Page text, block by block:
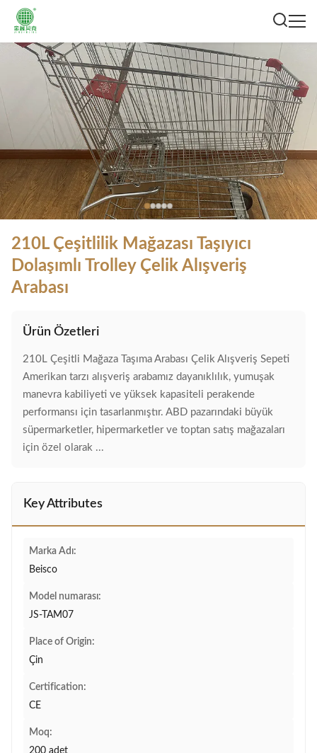
210L Çeşitlilik Mağazası Taşıyıcı
Dolaşımlı Trolley Çelik Alışveriş
Arabası
Ürün Özetleri
210L Çeşitli Mağaza Taşıma Arabası Çelik Alışveriş Sepeti
Amerikan tarzı alışveriş arabamız dayanıklılık, yumuşak
manevra kabiliyeti ve yüksek kapasiteli perakende
performansı için tasarlanmıştır. ABD pazarındaki büyük
süpermarketler, hipermarketler ve toptan satış mağazaları
için özel olarak ...
Key Attributes
Marka Adı:
Beisco
Model numarası:
JS-TAM07
Place of Origin:
Çin
Certification:
CE
Moq:
200 adet